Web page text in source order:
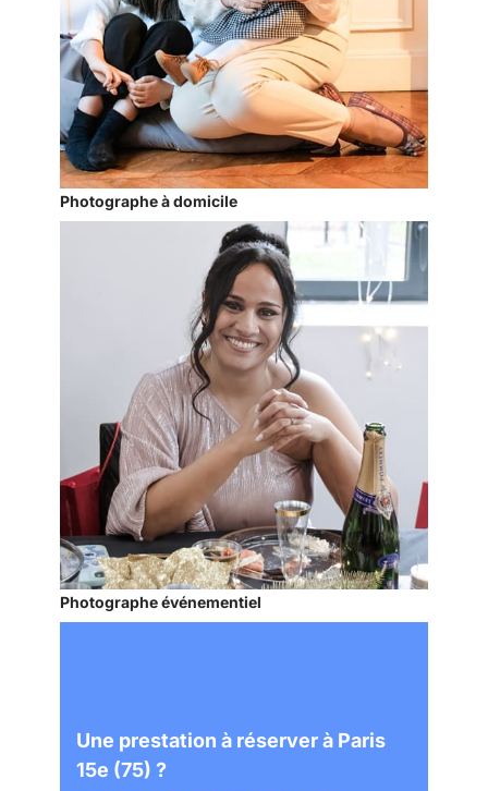
Photographe à domicile
Photographe événementiel
Une prestation à réserver à Paris
15e (75) ?